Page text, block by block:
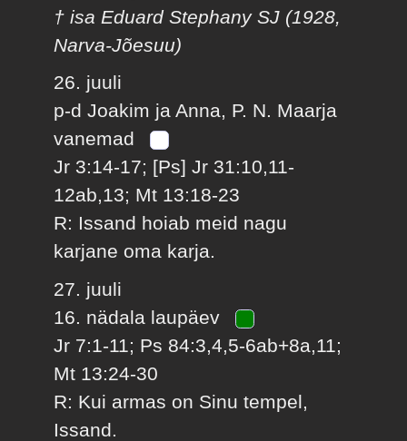
† isa Eduard Stephany SJ (1928,
Narva-Jõesuu)
26. juuli
p-d Joakim ja Anna, P. N. Maarja
vanemad
Jr 3:14-17; [Ps] Jr 31:10,11-
12ab,13; Mt 13:18-23
R: Issand hoiab meid nagu
karjane oma karja.
27. juuli
16. nädala laupäev
Jr 7:1-11; Ps 84:3,4,5-6ab+8a,11;
Mt 13:24-30
R: Kui armas on Sinu tempel,
Issand.